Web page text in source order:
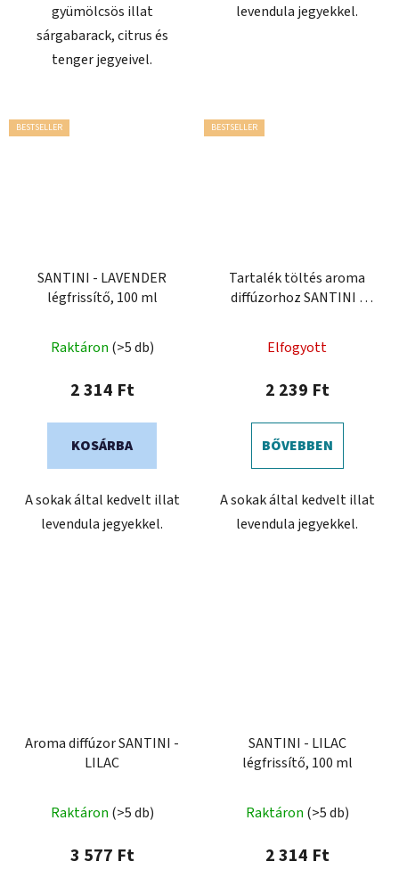
gyümölcsös illat
sárgabarack, citrus és
tenger jegyeivel.
levendula jegyekkel.
BESTSELLER
SANTINI - LAVENDER
légfrissítő, 100 ml
Raktáron (>5 db)
2 314 Ft
KOSÁRBA
A sokak által kedvelt illat
levendula jegyekkel.
BESTSELLER
Tartalék töltés aroma
diffúzorhoz SANTINI -
Elfogyott
2 239 Ft
BŐVEBBEN
A sokak által kedvelt illat
levendula jegyekkel.
Aroma diffúzor SANTINI -
LILAC
Raktáron (>5 db)
3 577 Ft
SANTINI - LILAC
légfrissítő, 100 ml
Raktáron (>5 db)
2 314 Ft